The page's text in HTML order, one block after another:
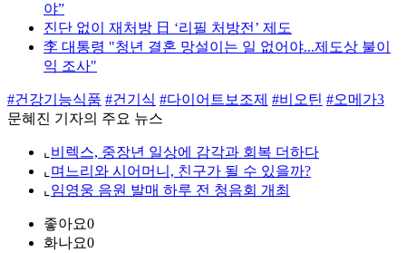
야”
진단 없이 재처방 日 ‘리필 처방전’ 제도
李 대통령 "청년 결혼 망설이는 일 없어야...제도상 불이
익 조사"
#건강기능식품 #건기식 #다이어트보조제 #비오틴 #오메가3
문혜진 기자의 주요 뉴스
⌞ 비렉스, 중장년 일상에 감각과 회복 더하다
⌞ 며느리와 시어머니, 친구가 될 수 있을까?
⌞ 임영웅 음원 발매 하루 전 청음회 개최
좋아요0
화나요0